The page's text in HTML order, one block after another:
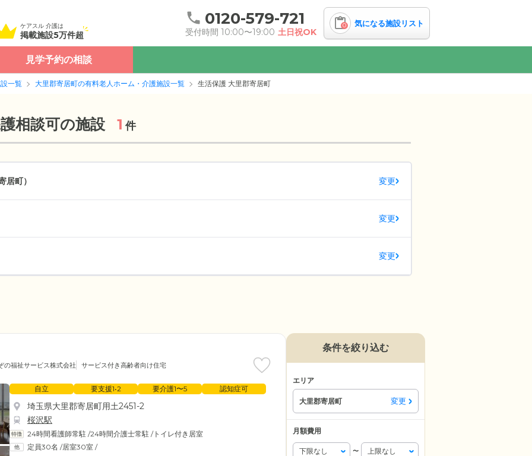
ケアスル 介護は
掲載施設5万件超
0120-579-721
受付時間 10:00〜19:00 土日祝OK
0 気になる施設リスト
見学予約の相談
一覧 大里郡寄居町の有料老人ホーム・介護施設一覧 生活保護 大里郡寄居町
相談可の施設 1 件
居町） 変更
変更
変更
の福祉サービス株式会社 サービス付き高齢者向け住宅
自立 要支援1•2 要介護1〜5 認知症可
埼玉県大里郡寄居町用土2451-2
桜沢駅
24時間看護師常駐 /24時間介護士常駐 /トイレ付き居室
定員30名 /居室30室 /
条件を絞り込む
エリア
大里郡寄居町 変更
月額費用
〜